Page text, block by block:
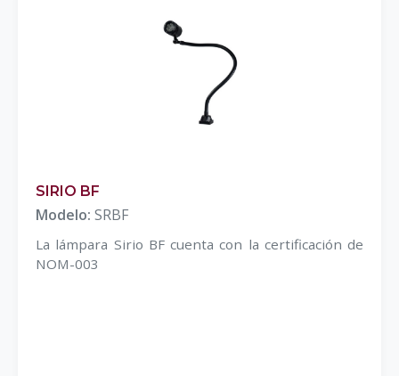
SIRIO BF
Modelo: SRBF
La lámpara Sirio BF cuenta con la certificación de
NOM-003